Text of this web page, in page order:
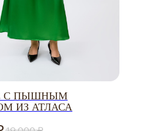
С ПЫШНЫМ
ИЗ АТЛАСА